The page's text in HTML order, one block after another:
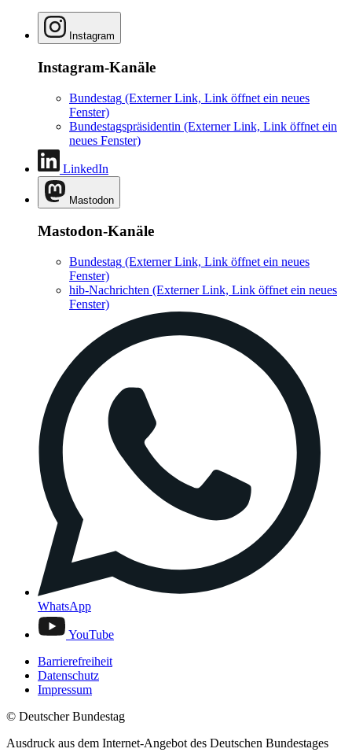
Instagram
Instagram-Kanäle
Bundestag (Externer Link, Link öffnet ein neues
Fenster)
Bundestagspräsidentin (Externer Link, Link öffnet ein
neues Fenster)
LinkedIn
Mastodon
Mastodon-Kanäle
Bundestag (Externer Link, Link öffnet ein neues
Fenster)
hib-Nachrichten (Externer Link, Link öffnet ein neues
Fenster)
WhatsApp
YouTube
Barrierefreiheit
Datenschutz
Impressum
© Deutscher Bundestag
Ausdruck aus dem Internet-Angebot des Deutschen Bundestages